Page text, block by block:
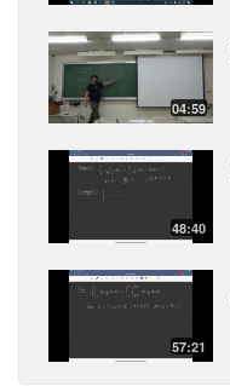
04:59
48:40
57:21